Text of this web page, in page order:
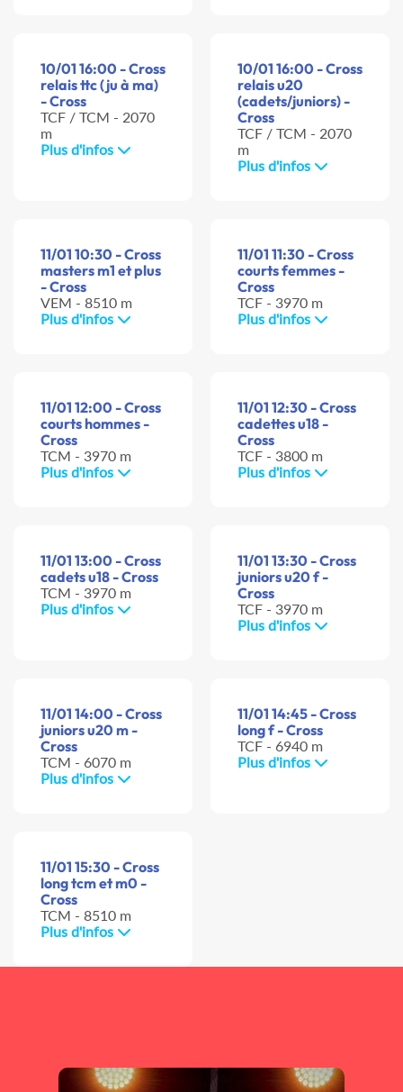
10/01 16:00 - Cross
relais ttc (ju à ma)
- Cross
TCF / TCM - 2070
m
Plus d'infos
10/01 16:00 - Cross
relais u20
(cadets/juniors) -
Cross
TCF / TCM - 2070
m
Plus d'infos
11/01 10:30 - Cross
masters m1 et plus
- Cross
VEM - 8510 m
Plus d'infos
11/01 11:30 - Cross
courts femmes -
Cross
TCF - 3970 m
Plus d'infos
11/01 12:00 - Cross
courts hommes -
Cross
TCM - 3970 m
Plus d'infos
11/01 12:30 - Cross
cadettes u18 -
Cross
TCF - 3800 m
Plus d'infos
11/01 13:00 - Cross
cadets u18 - Cross
TCM - 3970 m
Plus d'infos
11/01 13:30 - Cross
juniors u20 f -
Cross
TCF - 3970 m
Plus d'infos
11/01 14:00 - Cross
juniors u20 m -
Cross
TCM - 6070 m
Plus d'infos
11/01 14:45 - Cross
long f - Cross
TCF - 6940 m
Plus d'infos
11/01 15:30 - Cross
long tcm et m0 -
Cross
TCM - 8510 m
Plus d'infos